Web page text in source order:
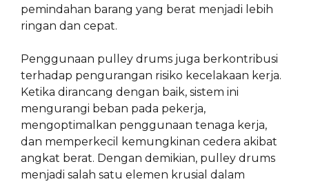
pemindahan barang yang berat menjadi lebih
ringan dan cepat.
Penggunaan pulley drums juga berkontribusi
terhadap pengurangan risiko kecelakaan kerja.
Ketika dirancang dengan baik, sistem ini
mengurangi beban pada pekerja,
mengoptimalkan penggunaan tenaga kerja,
dan memperkecil kemungkinan cedera akibat
angkat berat. Dengan demikian, pulley drums
menjadi salah satu elemen krusial dalam